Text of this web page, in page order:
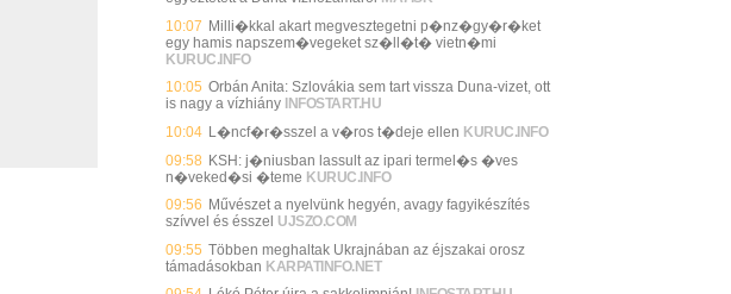
10:07 Milli�kkal akart megvesztegetni p�nz�gy�r�ket
egy hamis napszem�vegeket sz�ll�t� vietn�mi
KURUC.INFO
10:05 Orbán Anita: Szlovákia sem tart vissza Duna-vizet, ott
is nagy a vízhiány INFOSTART.HU
10:04 L�ncf�r�sszel a v�ros t�deje ellen KURUC.INFO
09:58 KSH: j�niusban lassult az ipari termel�s �ves
n�veked�si �teme KURUC.INFO
09:56 Művészet a nyelvünk hegyén, avagy fagyikészítés
szívvel és ésszel UJSZO.COM
09:55 Többen meghaltak Ukrajnában az éjszakai orosz
támadásokban KARPATINFO.NET